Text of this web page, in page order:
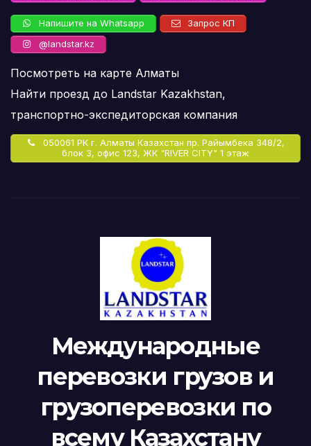
Напишите на Whatsapp
Запрос КП
@landstar.kz
Посмотреть на карте Алматы
Найти проезд до Landstar Kazakhstan,
транспортно-экспедиторская компания
050061 РК г. Алматы Казахстан пр. Райымбека 348/2,
блок 3, офис 123, ЖК "RIVER CITY" 1 этаж
Международные
перевозки грузов и
грузоперевозки по
всему Казахстану